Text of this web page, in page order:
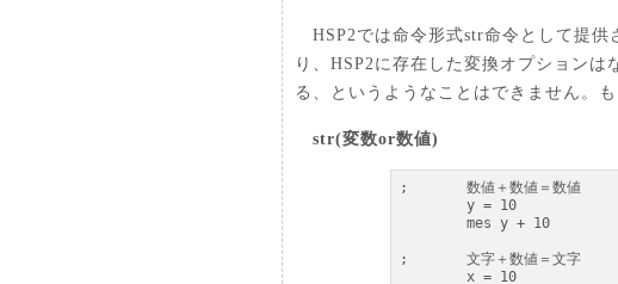
HSP2では命令形式str命令として提供
り、HSP2に存在した変換オプション
る、というようなことはできません。
str(変数or数値)
;	数値＋数値＝数値
;	文字＋数値＝文字